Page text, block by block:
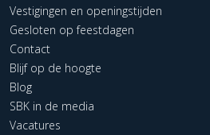
Vestigingen en openingstijden
Gesloten op feestdagen
Contact
Blijf op de hoogte
Blog
SBK in de media
Vacatures